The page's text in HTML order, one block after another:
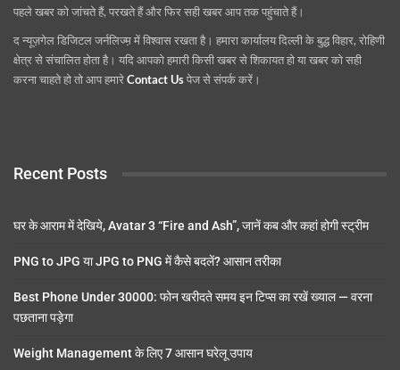
पहले खबर को जांचते हैं, परखते हैं और फिर सही खबर आप तक पहुंचाते हैं।
द न्यूज़गेल डिजिटल जर्नलिज्म़ में विश्वास रखता है। हमारा कार्यालय दिल्ली के बुद्ध विहार, रोहिणी
क्षेत्र से संचालित होता है। यदि आपको हमारी किसी खबर से शिकायत हो या खबर को सही
करना चाहते हो तो आप हमारेContact Usपेज से संपर्क करें।
Recent Posts
घर के आराम में देखिये, Avatar 3 “Fire and Ash”, जानें कब और कहां होगी स्ट्रीम
PNG to JPG या JPG to PNG में कैसे बदलें? आसान तरीका
Best Phone Under 30000: फोन खरीदते समय इन टिप्स का रखें ख्याल — वरना
पछताना पड़ेगा
Weight Management के लिए 7 आसान घरेलू उपाय